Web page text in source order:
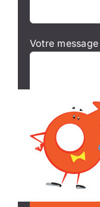
Votre message